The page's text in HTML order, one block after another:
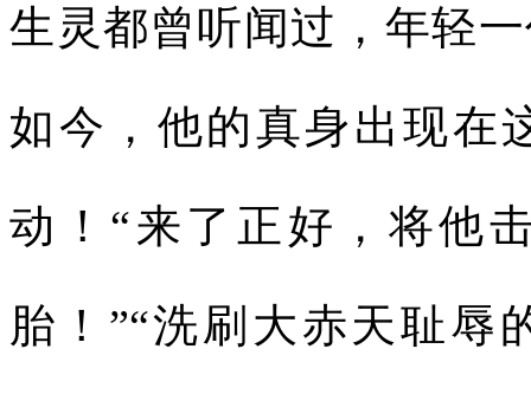
生灵都曾听闻过，年轻
如今，他的真身出现在
动！“来了正好，将他
胎！”“洗刷大赤天耻辱